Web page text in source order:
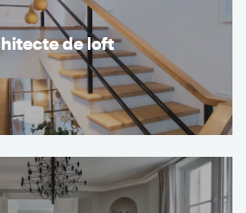
de loft